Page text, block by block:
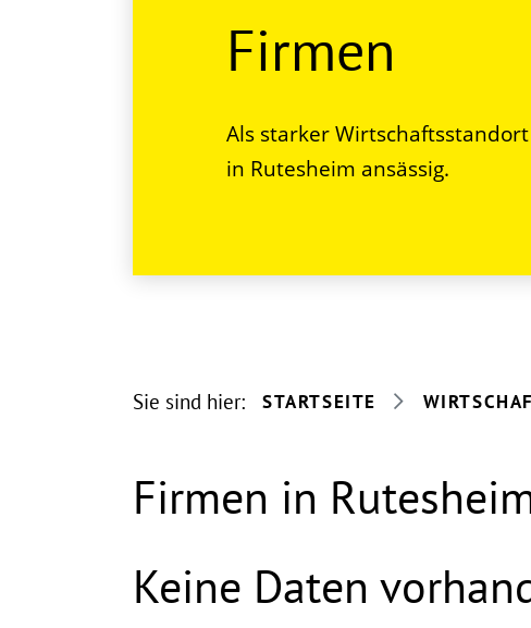
Firmen
Als starker
in Rutesheim ansässig.
Sie sind hier: STARTSEITE
Firmen in
Keine Daten